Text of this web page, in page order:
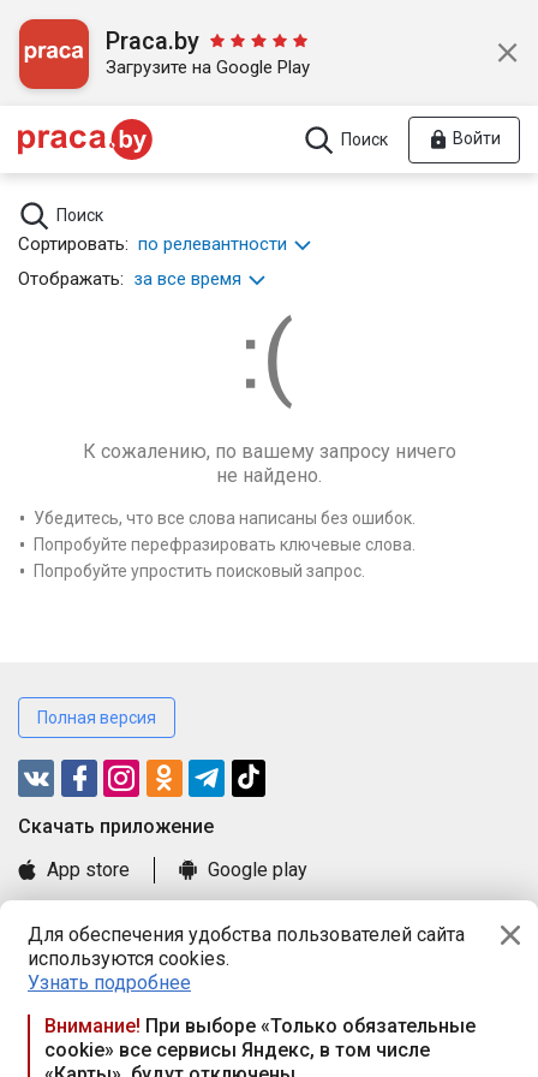
Для обеспечения удобства пользователей сайта
используются cookies.
Узнать подробнее
Внимание! При выборе «Только обязательные
cookie» все сервисы Яндекс, в том числе
Praca.by
Загрузите на Google Play
Поиск Войти
Поиск
Сортировать: по релевантности
Отображать: за все время
К сожалению, по вашему запросу ничего
не найдено.
Убедитесь, что все слова написаны без ошибок.
Попробуйте перефразировать ключевые слова.
Попробуйте упростить поисковый запрос.
Полная версия
Cкачать приложение
App store
Google play
Книга замечаний и предложений
Правила и документы
Praca.by © 2000—2026, ООО «ПРАЦА БАЙ»
Республика Беларусь, 220114, г. Минск, пр-т Независимости
117а, пом. № 9.